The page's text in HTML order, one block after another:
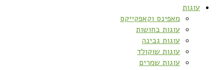
עוגות
מאפינס וקאפקייקס
עוגות בחושות
עוגות גבינה
עוגות שוקולד
עוגות שמרים